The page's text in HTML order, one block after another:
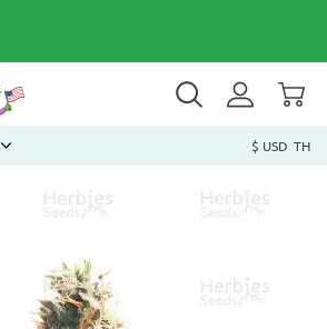
$ USD TH